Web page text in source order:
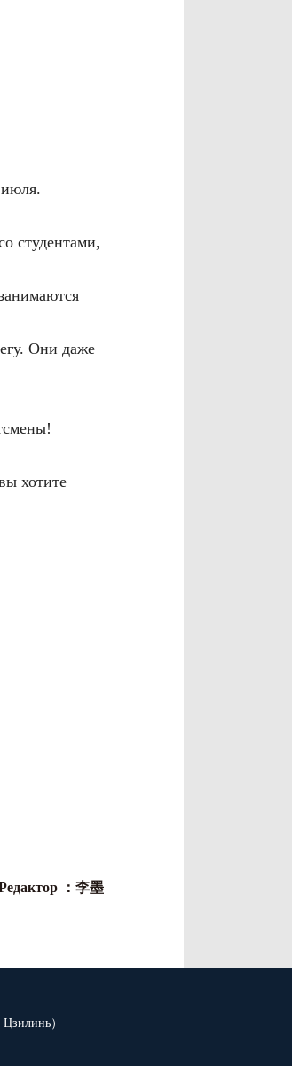
студентами,
Они даже
хотите
：李墨
）